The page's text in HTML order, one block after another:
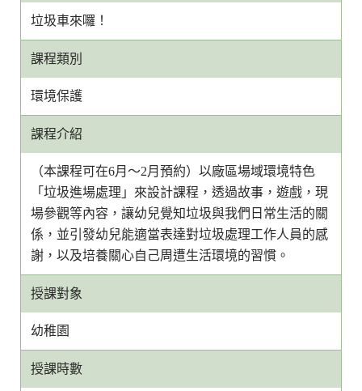
垃圾車來囉！
課程類別
環境保護
課程介紹
（本課程可在6月～2月預約）以廠區場域環境特色
「垃圾進場處理」來設計課程，透過故事，遊戲，現
場參觀等內容，讓幼兒覺知垃圾與我們日常生活的關
係，並引發幼兒能適當表達對垃圾處理工作人員的感
謝，以及培養關心自己周遭生活環境的習慣。
授課對象
幼稚園
授課時數